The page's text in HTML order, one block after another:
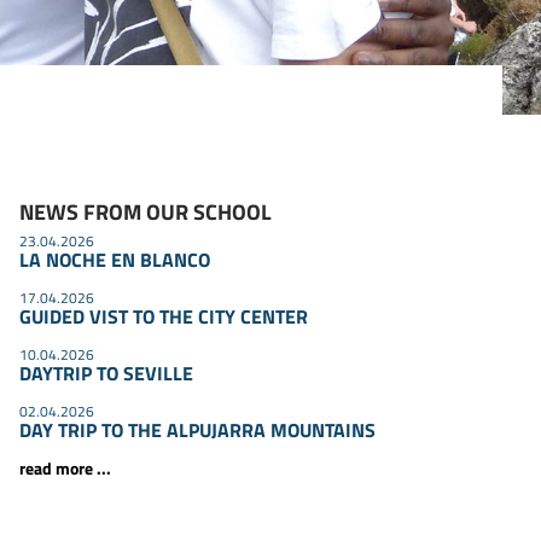
NEWS FROM OUR SCHOOL
23.04.2026
LA NOCHE EN BLANCO
17.04.2026
GUIDED VIST TO THE CITY CENTER
10.04.2026
DAYTRIP TO SEVILLE
02.04.2026
DAY TRIP TO THE ALPUJARRA MOUNTAINS
read more ...